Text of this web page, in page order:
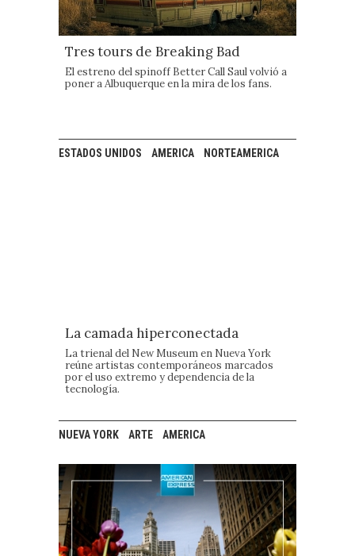
Tres tours de Breaking Bad
El estreno del spinoff Better Call Saul volvió a
poner a Albuquerque en la mira de los fans.
ESTADOS UNIDOS AMERICA NORTEAMERICA
La camada hiperconectada
La trienal del New Museum en Nueva York
reúne artistas contemporáneos marcados
por el uso extremo y dependencia de la
tecnología.
NUEVA YORK ARTE AMERICA